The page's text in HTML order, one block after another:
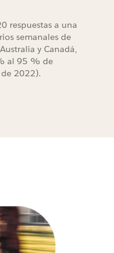
respuestas a una
semanales de
y Canadá,
al 95 % de
2022).